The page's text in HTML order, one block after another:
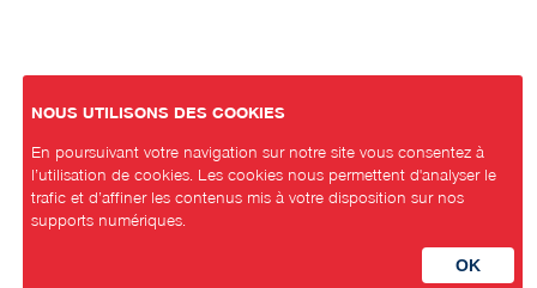
NOUS UTILISONS DES COOKIES
En poursuivant votre navigation sur notre site vous consentez à
l’utilisation de cookies. Les cookies nous permettent d'analyser le
trafic et d’affiner les contenus mis à votre disposition sur nos
supports numériques.